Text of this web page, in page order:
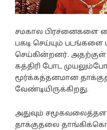
சமகால பிரச்னைகளை
பகடி செய்யும்
செய்கின்றனர். அதற்குள்
கத்திரி போட
மூர்க்கத்தனமான
வேண்டியிருக்கிறது.
அதுவும் சமூகவலைத்தள
தாக்குதலை